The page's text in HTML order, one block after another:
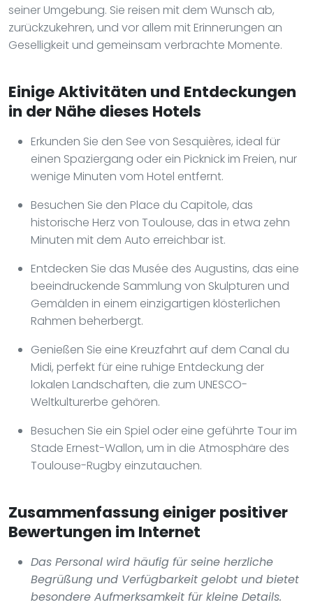
seiner Umgebung. Sie reisen mit dem Wunsch ab,
zurückzukehren, und vor allem mit Erinnerungen an
Geselligkeit und gemeinsam verbrachte Momente.
Einige Aktivitäten und Entdeckungen
in der Nähe dieses Hotels
Erkunden Sie den See von Sesquières, ideal für
einen Spaziergang oder ein Picknick im Freien, nur
wenige Minuten vom Hotel entfernt.
Besuchen Sie den Place du Capitole, das
historische Herz von Toulouse, das in etwa zehn
Minuten mit dem Auto erreichbar ist.
Entdecken Sie das Musée des Augustins, das eine
beeindruckende Sammlung von Skulpturen und
Gemälden in einem einzigartigen klösterlichen
Rahmen beherbergt.
Genießen Sie eine Kreuzfahrt auf dem Canal du
Midi, perfekt für eine ruhige Entdeckung der
lokalen Landschaften, die zum UNESCO-
Weltkulturerbe gehören.
Besuchen Sie ein Spiel oder eine geführte Tour im
Stade Ernest-Wallon, um in die Atmosphäre des
Toulouse-Rugby einzutauchen.
Zusammenfassung einiger positiver
Bewertungen im Internet
Das Personal wird häufig für seine herzliche
Begrüßung und Verfügbarkeit gelobt und bietet
besondere Aufmerksamkeit für kleine Details.